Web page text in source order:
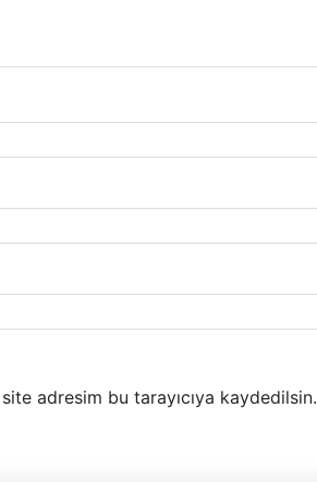
adresim bu tarayıcıya kaydedilsin.